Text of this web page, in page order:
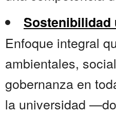
Enfoque integral
ambientales,
gobernanza en
la universidad